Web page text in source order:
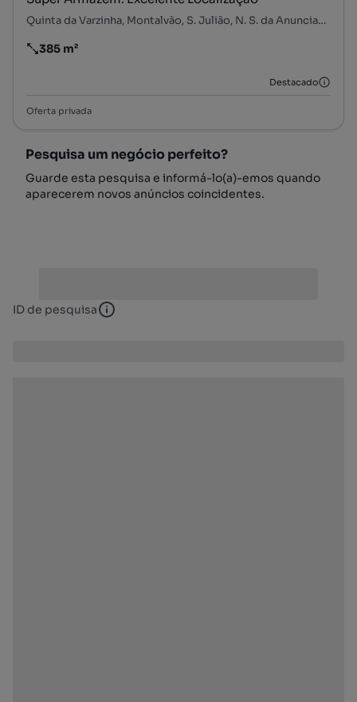
Quinta da Varzinha, Montalvão, S. Julião, N. S. da Anunciada e S. Maria da Graça, Setúbal, Setúbal
Preço por metro quadrado
385 m²
Destacado
Oferta privada
Pesquisa um negócio perfeito?
Guarde esta pesquisa e informá-lo(a)-emos quando
aparecerem novos anúncios coincidentes.
ID de pesquisa ID de pesquisa